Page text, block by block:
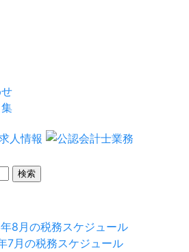
検索
8月の税務スケジュール
7月の税務スケジュール